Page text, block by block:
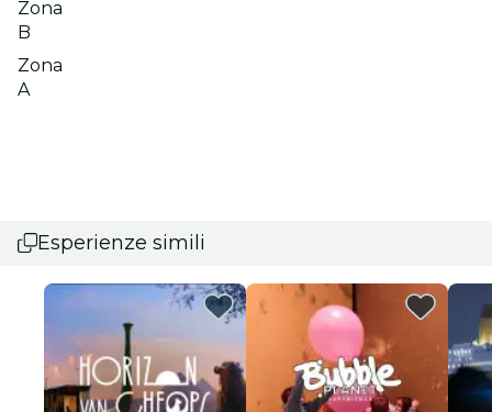
Zona
B
Zona
A
Esperienze simili